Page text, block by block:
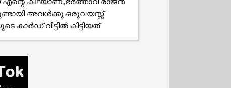
കഥയാണ്‌,,ഭര്‍ത്താവ് രാജന്‍
അവള്‍ക്കു ഒരുവയസ്സ്
വീട്ടില്‍ കിട്ടിയത്